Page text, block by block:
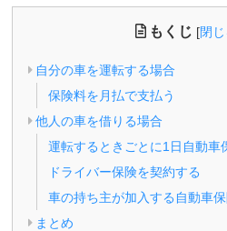
もくじ [閉
自分の車を運転する場合
保険料を月払で支払う
他人の車を借りる場合
運転するときごとに1日自動車
ドライバー保険を契約する
車の持ち主が加入する自動車
まとめ